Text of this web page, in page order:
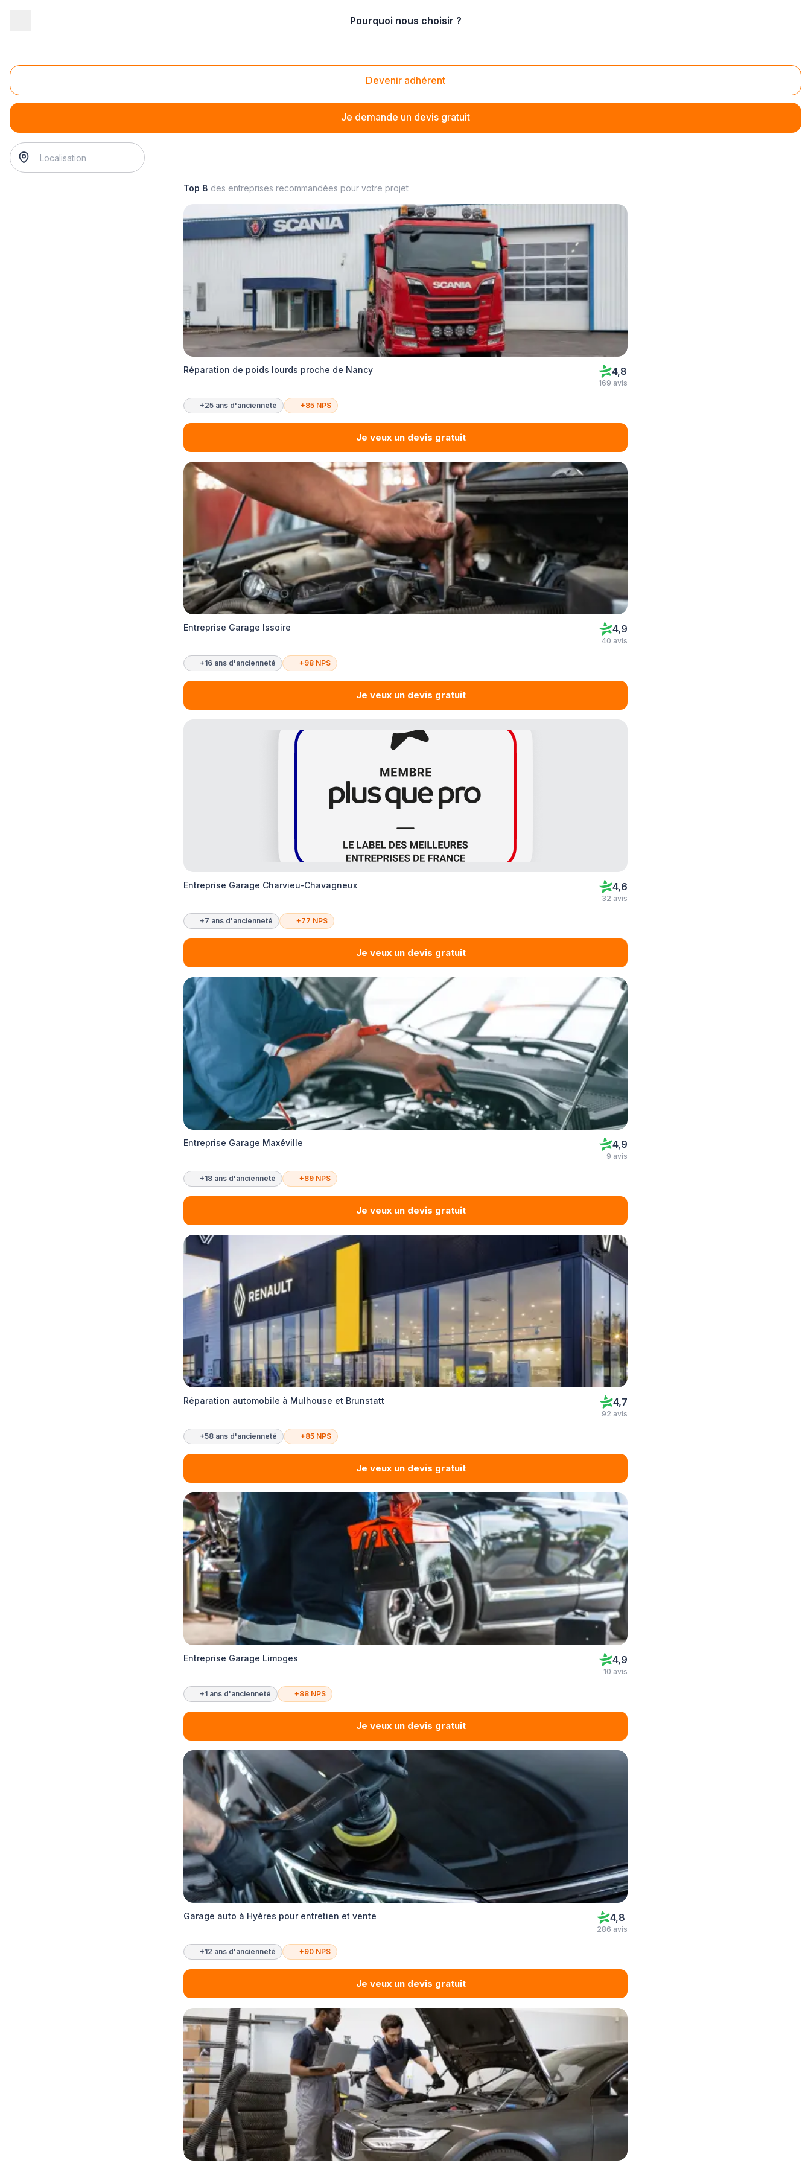
Pourquoi nous choisir ?
Devenir adhérent
Je demande un devis gratuit
Entretien de climatisation automobile
entretien de climatisation automobile
Top 8 des entreprises recommandées pour votre projet
Réparation de poids lourds proche de Nancy 4,8
169 avis
+25 ans d'ancienneté +85 NPS
Je veux un devis gratuit
Entreprise Garage Issoire 4,9
40 avis
+16 ans d'ancienneté +98 NPS
Je veux un devis gratuit
Entreprise Garage Charvieu-Chavagneux 4,6
32 avis
+7 ans d'ancienneté +77 NPS
Je veux un devis gratuit
Entreprise Garage Maxéville 4,9
9 avis
+18 ans d'ancienneté +89 NPS
Je veux un devis gratuit
Réparation automobile à Mulhouse et Brunstatt 4,7
92 avis
+58 ans d'ancienneté +85 NPS
Je veux un devis gratuit
Entreprise Garage Limoges 4,9
10 avis
+1 ans d'ancienneté +88 NPS
Je veux un devis gratuit
Garage auto à Hyères pour entretien et vente 4,8
286 avis
+12 ans d'ancienneté +90 NPS
Je veux un devis gratuit